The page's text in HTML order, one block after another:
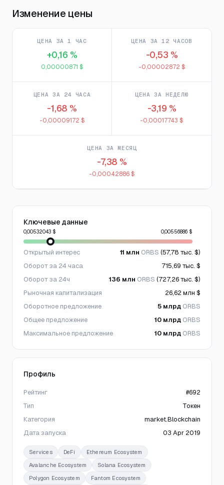
Изменение цены
ЦЕНА ЗА 1 ЧАС
+0,16 %
0,00000871 $
ЦЕНА ЗА 12 ЧАСОВ
-0,53 %
-0,00002872 $
ЦЕНА ЗА 24 ЧАСА
-1,68 %
-0,00009172 $
ЦЕНА ЗА НЕДЕЛЮ
-3,19 %
-0,00017743 $
ЦЕНА ЗА МЕСЯЦ
-7,38 %
-0,00042886 $
Ключевые данные
0,00532043 $ 0,00556886 $
Открытый интерес 11 млн ORBS (57,78 тыс. $)
Оборот за 24 часа
715,69 тыс. $
Оборот за 24ч
136 млн ORBS (727,26 тыс. $)
Рыночная капитализация
26,62 млн $
Оборотное предложение
5 млрд ORBS
Общее предложение
10 млрд ORBS
Максимальное предложение
10 млрд ORBS
Профиль
Рейтинг
#692
Тип
Токен
Категория
market.Blockchain
Дата запуска
03 Apr 2019
Services DeFi
Ethereum Ecosystem
Avalanche Ecosystem
Solana Ecosystem
Polygon Ecosystem
Fantom Ecosystem